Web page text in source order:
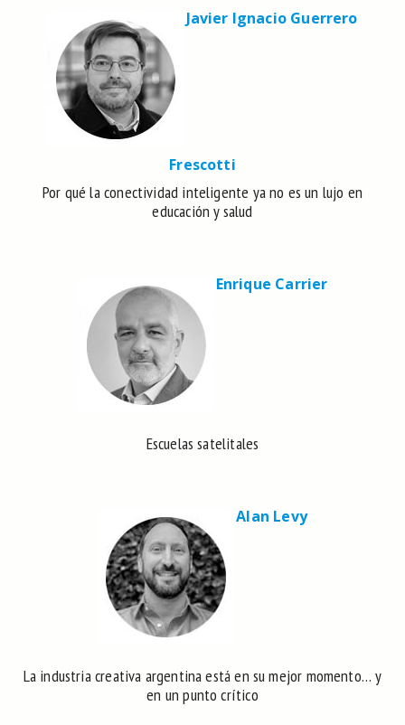
Javier Ignacio Guerrero
Frescotti
Por qué la conectividad inteligente ya no es un lujo en
educación y salud
Enrique Carrier
Escuelas satelitales
Alan Levy
La industria creativa argentina está en su mejor momento… y
en un punto crítico